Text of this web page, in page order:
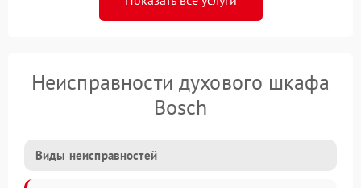
Неисправности духового шкафа
Bosch
Виды неисправностей